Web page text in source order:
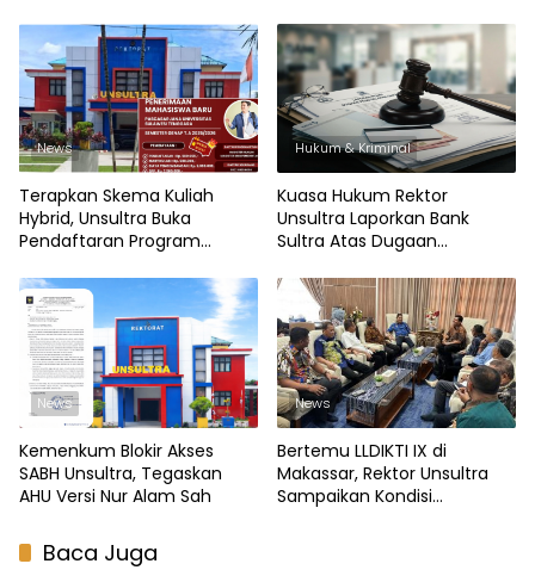
News
Terapkan Skema Kuliah
Hybrid, Unsultra Buka
Pendaftaran Program
Hukum & Kriminal
Kuasa Hukum Rektor
Unsultra Laporkan Bank
Sultra Atas Dugaan
News
Kemenkum Blokir Akses
SABH Unsultra, Tegaskan
AHU Versi Nur Alam Sah
News
Bertemu LLDIKTI IX di
Makassar, Rektor Unsultra
Sampaikan Kondisi
Baca Juga